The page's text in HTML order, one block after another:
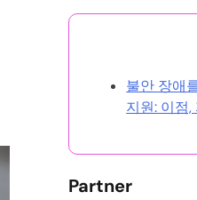
불안 장애
지원: 이점
Partner